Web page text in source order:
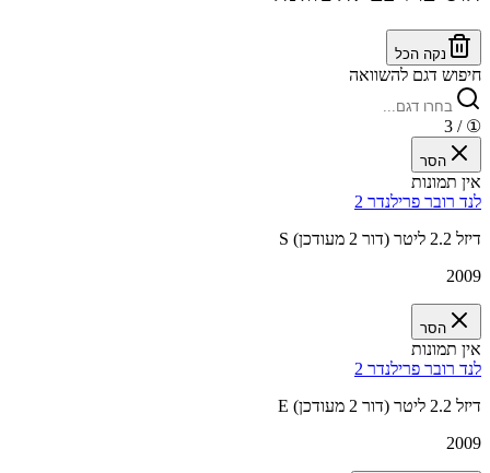
נקה הכל
חיפוש דגם להשוואה
①
/ 3
הסר
אין תמונות
לנד רובר פרילנדר 2
S דיזל 2.2 ליטר (דור 2 מעודכן)
2009
הסר
אין תמונות
לנד רובר פרילנדר 2
E דיזל 2.2 ליטר (דור 2 מעודכן)
2009